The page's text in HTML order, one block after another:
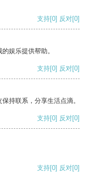
支持[0] 反对[0]
娱乐提供帮助。
支持[0] 反对[0]
持联系，分享生活点滴。
支持[0] 反对[0]
支持[0] 反对[0]